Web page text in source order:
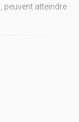
peuvent atteindre